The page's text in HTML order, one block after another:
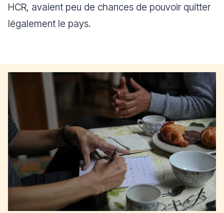
HCR, avaient peu de chances de pouvoir quitter
légalement le pays.